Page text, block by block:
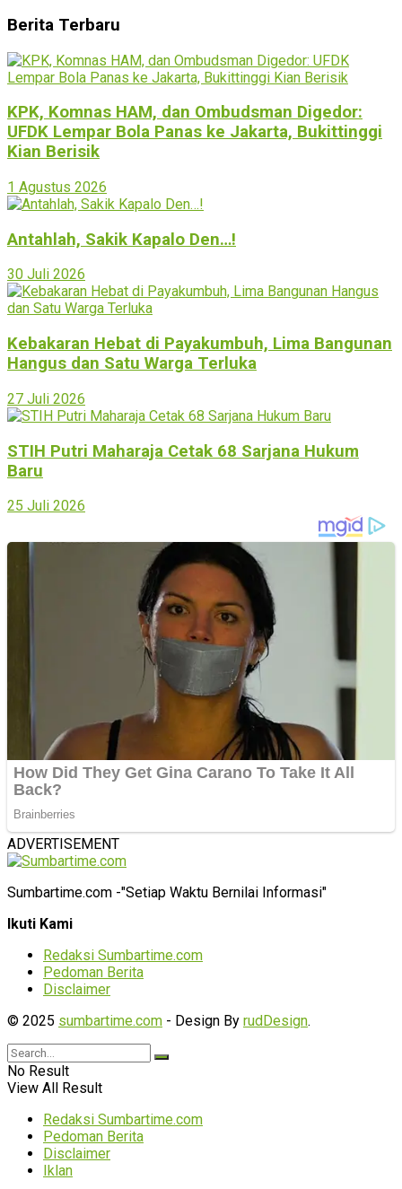
Berita Terbaru
KPK, Komnas HAM, dan Ombudsman Digedor:
UFDK Lempar Bola Panas ke Jakarta, Bukittinggi
Kian Berisik
1 Agustus 2026
Antahlah, Sakik Kapalo Den…!
30 Juli 2026
Kebakaran Hebat di Payakumbuh, Lima Bangunan
Hangus dan Satu Warga Terluka
27 Juli 2026
STIH Putri Maharaja Cetak 68 Sarjana Hukum
Baru
25 Juli 2026
ADVERTISEMENT
Sumbartime.com -"Setiap Waktu Bernilai Informasi"
Ikuti Kami
Redaksi Sumbartime.com
Pedoman Berita
Disclaimer
© 2025 sumbartime.com - Design By rudDesign.
No Result
View All Result
Redaksi Sumbartime.com
Pedoman Berita
Disclaimer
Iklan